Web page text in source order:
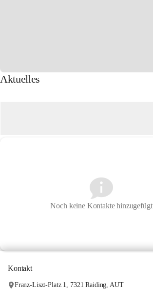
Aktuelles
Noch keine Kontakte hinzugefügt
Kontakt
Franz-Liszt-Platz 1, 7321 Raiding, AUT